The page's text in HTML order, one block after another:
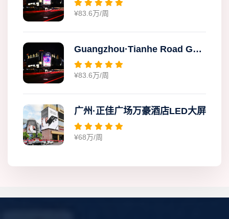
¥83.6万/周
Guangzhou·Tianhe Road Guangbai Department Store Screen
¥83.6万/周
广州·正佳广场万豪酒店LED大屏
¥68万/周